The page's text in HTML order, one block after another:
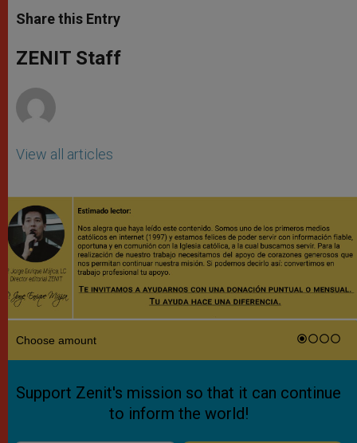
t
s
p
p
s
e
g
e
e
b
o
k
Share this Entry
ZENIT Staff
View all articles